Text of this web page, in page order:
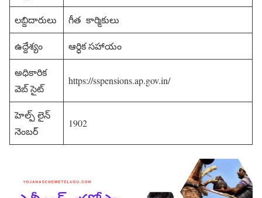
లబ్దిదారులు గీత కార్మికులు
ఉద్దేశ్యం ఆర్ధిక సహాయం
అధికారిక
వెబ్ సైట్
https://sspensions.ap.gov.in/
హెల్ప్ లైన్
నెంబర్
1902